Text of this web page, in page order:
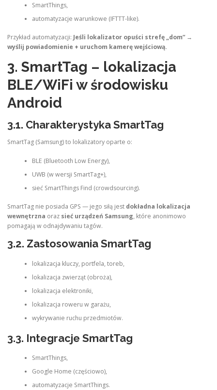
SmartThings,
automatyzacje warunkowe (IFTTT-like).
Przykład automatyzacji: Jeśli lokalizator opuści strefę „dom” →
wyślij powiadomienie + uruchom kamerę wejściową.
3. SmartTag – lokalizacja
BLE/WiFi w środowisku
Android
3.1. Charakterystyka SmartTag
SmartTag (Samsung) to lokalizatory oparte o:
BLE (Bluetooth Low Energy),
UWB (w wersji SmartTag+),
sieć SmartThings Find (crowdsourcing).
SmartTag nie posiada GPS — jego siłą jest dokładna lokalizacja
wewnętrzna oraz sieć urządzeń Samsung, które anonimowo
pomagają w odnajdywaniu tagów.
3.2. Zastosowania SmartTag
lokalizacja kluczy, portfela, toreb,
lokalizacja zwierząt (obroża),
lokalizacja elektroniki,
lokalizacja roweru w garażu,
wykrywanie ruchu przedmiotów.
3.3. Integracje SmartTag
SmartThings,
Google Home (częściowo),
automatyzacje SmartThings.